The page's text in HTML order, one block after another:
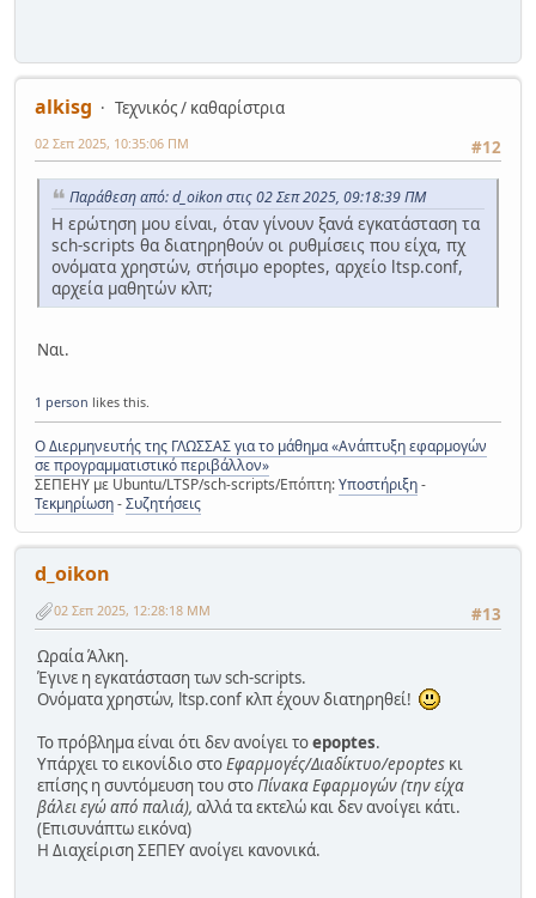
alkisg
Τεχνικός / καθαρίστρια
#12
02 Σεπ 2025, 10:35:06 ΠΜ
Παράθεση από: d_oikon στις 02 Σεπ 2025, 09:18:39 ΠΜ
Η ερώτηση μου είναι, όταν γίνουν ξανά εγκατάσταση τα
sch-scripts θα διατηρηθούν οι ρυθμίσεις που είχα, πχ
ονόματα χρηστών, στήσιμο epoptes, αρχείο ltsp.conf,
αρχεία μαθητών κλπ;
Ναι.
1 person likes this.
Ο Διερμηνευτής της ΓΛΩΣΣΑΣ για το μάθημα «Ανάπτυξη εφαρμογών
σε προγραμματιστικό περιβάλλον»
ΣΕΠΕΗΥ με Ubuntu/LTSP/sch-scripts/Επόπτη:Υποστήριξη-
Τεκμηρίωση-Συζητήσεις
d_oikon
#13
02 Σεπ 2025, 12:28:18 ΜΜ
Ωραία Άλκη.
Έγινε η εγκατάσταση των sch-scripts.
Ονόματα χρηστών, ltsp.conf κλπ έχουν διατηρηθεί!
Το πρόβλημα είναι ότι δεν ανοίγει τοepoptes.
Υπάρχει το εικονίδιο στοΕφαρμογές/Διαδίκτυο/epoptes κι
επίσης η συντόμευση του στοΠίνακα Εφαρμογών (την είχα
βάλει εγώ από παλιά), αλλά τα εκτελώ και δεν ανοίγει κάτι.
(Επισυνάπτω εικόνα)
Η Διαχείριση ΣΕΠΕΥ ανοίγει κανονικά.